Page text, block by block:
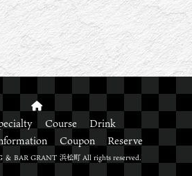
Course
Drink
Coupon Reserve
BAR GRANT 浜松町 All rights reserved.